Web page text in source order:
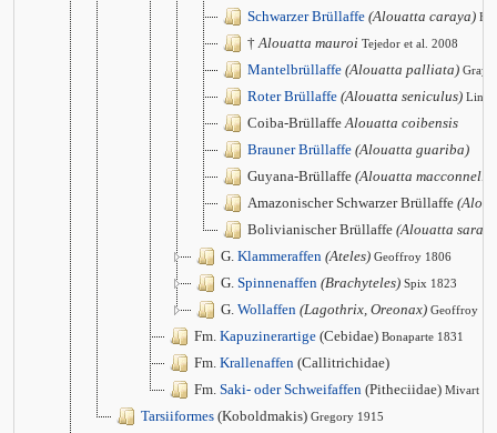
Schwarzer Brüllaffe (Alouatta caraya)
†Alouatta mauroi Tejedor et al. 2008
Mantelbrüllaffe (Alouatta palliata) Gray
Roter Brüllaffe (Alouatta seniculus)
Coiba-BrüllaffeAlouatta coibensis
Brauner Brüllaffe (Alouatta guariba)
Guyana-Brüllaffe (Alouatta macconnelli)
Amazonischer Schwarzer Brüllaffe
Bolivianischer Brüllaffe (Alouatta sara)
G. Klammeraffen (Ateles) Geoffroy 1806
G. Spinnenaffen (Brachyteles) Spix 1823
G. Wollaffen (Lagothrix, Oreonax) Geoffroy
Fm. Kapuzinerartige (Cebidae) Bonaparte 1831
Fm. Krallenaffen (Callitrichidae)
Fm. Saki- oder Schweifaffen (Pitheciidae) Mivart
Tarsiiformes (Koboldmakis) Gregory 1915